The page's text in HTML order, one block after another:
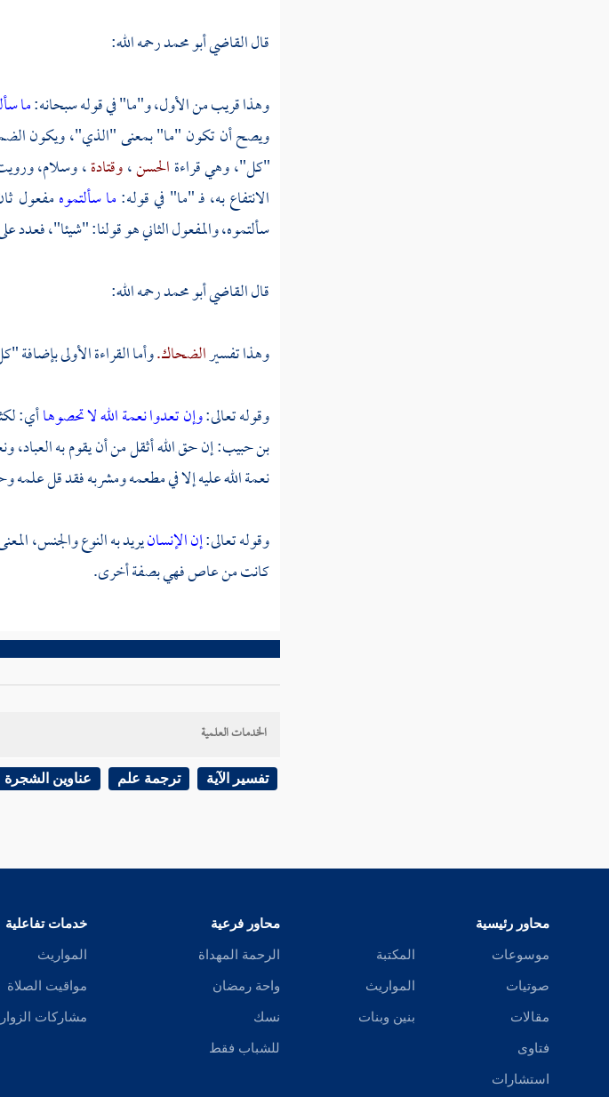
تفسير سورة الذاريات
تفسير سورة النجم
تفسير سورة القمر
تفسير سورة الواقعة
قالالقاضي أبو محمدرحمه الله:
وهذا قريب من الأول، و"ما" في قوله سبحانه:ما
ويصح أن تكون "ما" بمعنى "الذي"، ويكون
"كل"، وهي قراءةالحسن،وقتادة،وسلام،
الانتفاع به، فـ "ما" في قوله:ما سألتموهمفعول
سألتموه، والمفعول الثاني هو قولنا: "شيئا"، فعدد
قالالقاضي أبو محمدرحمه الله:
وهذا تفسيرالضحاك.وأما القراءة الأولى بإضافة
وقوله تعالى:وإن تعدوا نعمة الله لا تحصوهاأي:
بن حبيب:إن حق الله أثقل من أن يقوم به العباد،
نعمة الله عليه إلا في مطعمه ومشربه فقد قل علمه
وقوله تعالى:إن الإنسانيريد به النوع والجنس،
كانت من عاص فهي بصفة أخرى.
الخدمات العلمية
تفسير الآية ترجمة علم عناوين الشجرة
محاور رئيسية
موسوعات
صوتيات
مقالات
فتاوى
استشارات
المكتبة
المواريث
بنين وبنات
محاور فرعية
الرحمة المهداة
واحة رمضان
نسك
للشباب فقط
خدمات تفاعلية
المواريث
مواقيت الصلاة
مشاركات الزوار